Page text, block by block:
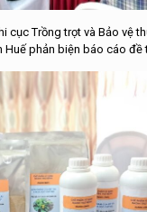
cục Trồng trọt và Bảo vệ
Huế phản biện báo cáo đề